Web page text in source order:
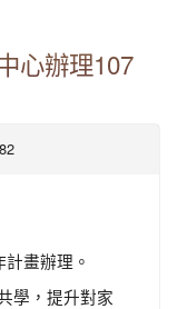
心辦理107
畫辦理。
學，提升對家